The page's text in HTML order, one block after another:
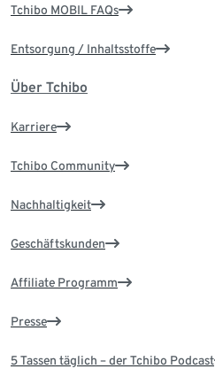
Tchibo MOBIL FAQs
Entsorgung / Inhaltsstoffe
Über Tchibo
Karriere
Tchibo Community
Nachhaltigkeit
Geschäftskunden
Affiliate Programm
Presse
5 Tassen täglich – der Tchibo Podcast